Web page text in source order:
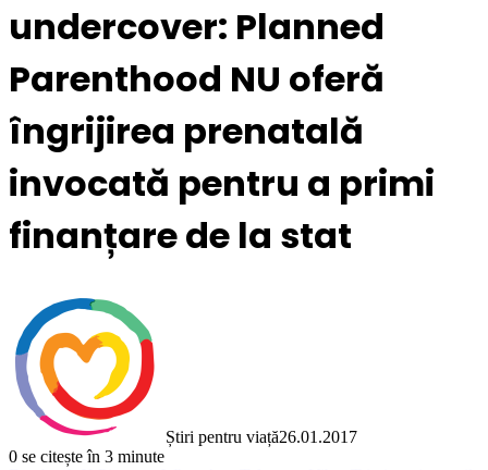
undercover: Planned
Parenthood NU oferă
îngrijirea prenatală
invocată pentru a primi
finanțare de la stat
Știri pentru viață26.01.2017
0 se citește în 3 minute